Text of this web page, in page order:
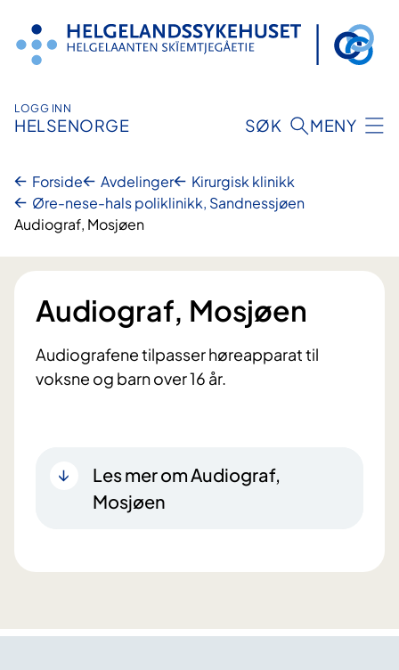
innhold
LOGG INN
HELSENORGE SØK MENY
Forside Avdelinger
Kirurgisk klinikk
Øre-nese-hals poliklinikk, Sandnessjøen
Audiograf, Mosjøen
Audiograf, Mosjøen
Audiografene tilpasser høreapparat til
voksne og barn over 16 år.
Les mer om Audiograf,
Mosjøen